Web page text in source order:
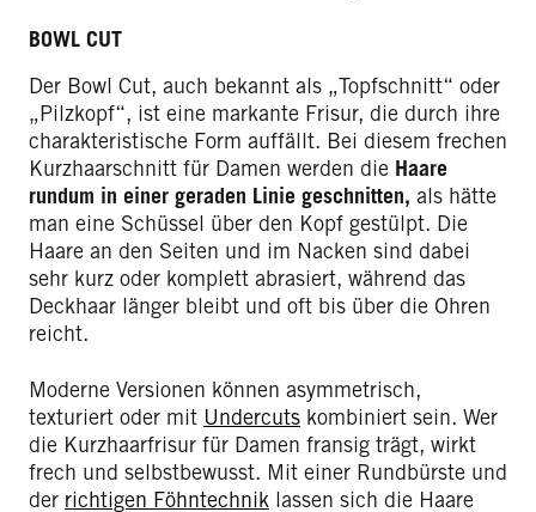
BOWL CUT
Der Bowl Cut, auch bekannt als „Topfschnitt“ oder
„Pilzkopf“, ist eine markante Frisur, die durch ihre
charakteristische Form auffällt. Bei diesem frechen
Kurzhaarschnitt für Damen werden die Haare
rundum in einer geraden Linie geschnitten, als hätte
man eine Schüssel über den Kopf gestülpt. Die
Haare an den Seiten und im Nacken sind dabei
sehr kurz oder komplett abrasiert, während das
Deckhaar länger bleibt und oft bis über die Ohren
reicht.
Moderne Versionen können asymmetrisch,
texturiert oder mit Undercuts kombiniert sein. Wer
die Kurzhaarfrisur für Damen fransig trägt, wirkt
frech und selbstbewusst. Mit einer Rundbürste und
der richtigen Föhntechnik lassen sich die Haare